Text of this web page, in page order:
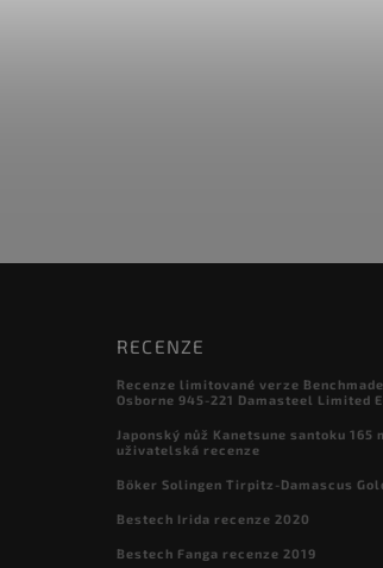
RECENZE
Recenze limitované verze
Osborne 945-221 Damasteel Limited
Japonský nůž Kanetsune santoku 165
uživatelská recenze
Böker Solingen Tirpitz-Damascus
Bestech Irida recenze 2020
Bestech Fanga recenze 2019